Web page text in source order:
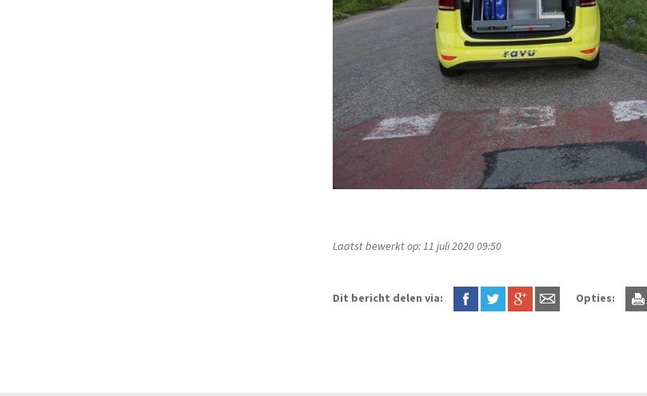
Laatst bewerkt op: 11 juli 2020 09:50
Dit bericht delen via: Opties: